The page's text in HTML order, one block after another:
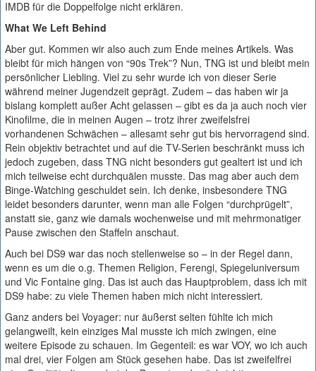
IMDB für die Doppelfolge nicht erklären.
What We Left Behind
Aber gut. Kommen wir also auch zum Ende meines Artikels. Was
bleibt für mich hängen von “90s Trek”? Nun, TNG ist und bleibt mein
persönlicher Liebling. Viel zu sehr wurde ich von dieser Serie
während meiner Jugendzeit geprägt. Zudem – das haben wir ja
bislang komplett außer Acht gelassen – gibt es da ja auch noch vier
Kinofilme, die in meinen Augen – trotz ihrer zweifelsfrei
vorhandenen Schwächen – allesamt sehr gut bis hervorragend sind.
Rein objektiv betrachtet und auf die TV-Serien beschränkt muss ich
jedoch zugeben, dass TNG nicht besonders gut gealtert ist und ich
mich teilweise echt durchquälen musste. Das mag aber auch dem
Binge-Watching geschuldet sein. Ich denke, insbesondere TNG
leidet besonders darunter, wenn man alle Folgen “durchprügelt”,
anstatt sie, ganz wie damals wochenweise und mit mehrmonatiger
Pause zwischen den Staffeln anschaut.
Auch bei DS9 war das noch stellenweise so – in der Regel dann,
wenn es um die o.g. Themen Religion, Ferengi, Spiegeluniversum
und Vic Fontaine ging. Das ist auch das Hauptproblem, dass ich mit
DS9 habe: zu viele Themen haben mich nicht interessiert.
Ganz anders bei Voyager: nur äußerst selten fühlte ich mich
gelangweilt, kein einziges Mal musste ich mich zwingen, eine
weitere Episode zu schauen. Im Gegenteil: es war VOY, wo ich auch
mal drei, vier Folgen am Stück gesehen habe. Das ist zweifelfrei